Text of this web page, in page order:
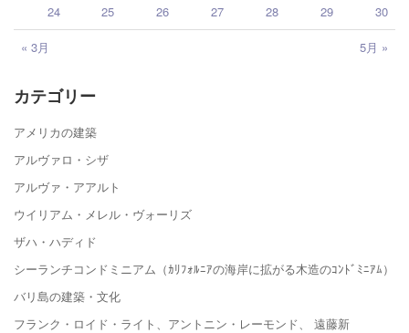
« 3月 5月 »
24 25 26 27 28 29 30
カテゴリー
アメリカの建築
アルヴァロ・シザ
アルヴァ・アアルト
ウイリアム・メレル・ヴォーリズ
ザハ・ハディド
シーランチコンドミニアム（ｶﾘﾌｫﾙﾆｱの海岸に拡がる木造のｺﾝﾄﾞﾐﾆｱﾑ）
バリ島の建築・文化
フランク・ロイド・ライト、アントニン・レーモンド、 遠藤新